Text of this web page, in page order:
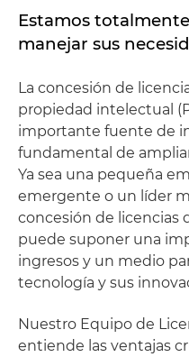
Estamos
manejar sus
La concesión de
propiedad intelectual
importante fuente de
fundamental de
Ya sea una pequeña
emergente o un líder
concesión de licencias
puede suponer una
ingresos y un medio
tecnología y sus
Nuestro Equipo de
entiende las ventajas